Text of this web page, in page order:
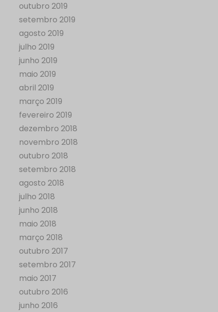
outubro 2019
setembro 2019
agosto 2019
julho 2019
junho 2019
maio 2019
abril 2019
março 2019
fevereiro 2019
dezembro 2018
novembro 2018
outubro 2018
setembro 2018
agosto 2018
julho 2018
junho 2018
maio 2018
março 2018
outubro 2017
setembro 2017
maio 2017
outubro 2016
junho 2016